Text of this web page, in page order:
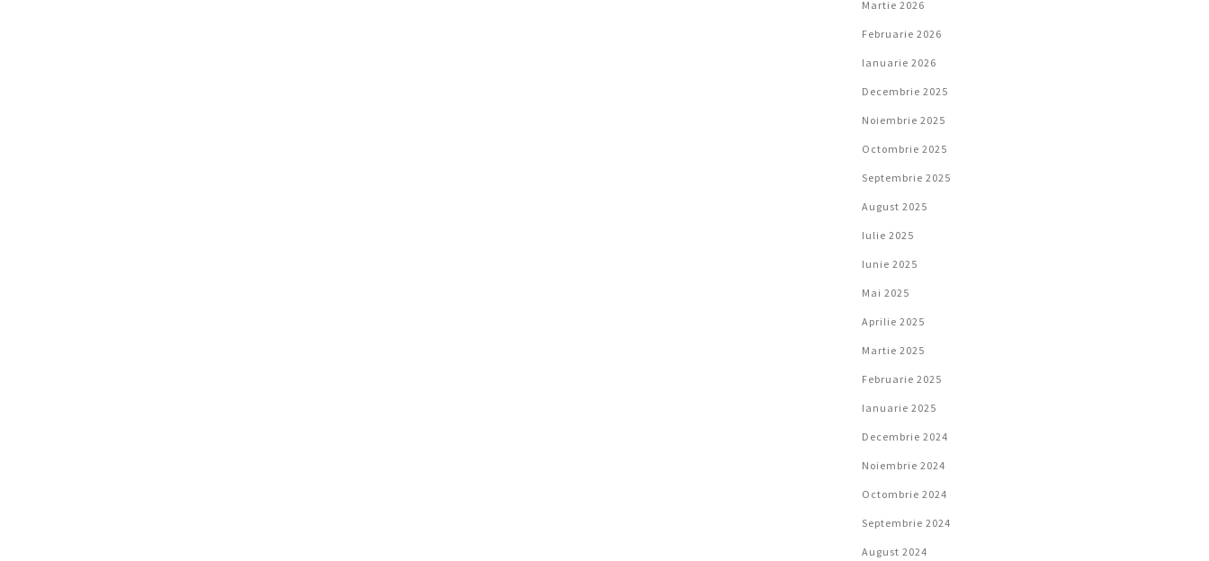
Martie 2026
Februarie 2026
Ianuarie 2026
Decembrie 2025
Noiembrie 2025
Octombrie 2025
Septembrie 2025
August 2025
Iulie 2025
Iunie 2025
Mai 2025
Aprilie 2025
Martie 2025
Februarie 2025
Ianuarie 2025
Decembrie 2024
Noiembrie 2024
Octombrie 2024
Septembrie 2024
August 2024